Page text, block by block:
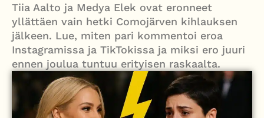
Turistijuna kaatui Cártaman tapasjuhlilla – 17 loukkaantui Espanjassa
Tiia Aalto ja Medya Elek ovat eronneet
yllättäen vain hetki Comojärven kihlauksen
jälkeen. Lue, miten pari kommentoi eroa
Instagramissa ja TikTokissa ja miksi ero juuri
ennen joulua tuntuu erityisen raskaalta.